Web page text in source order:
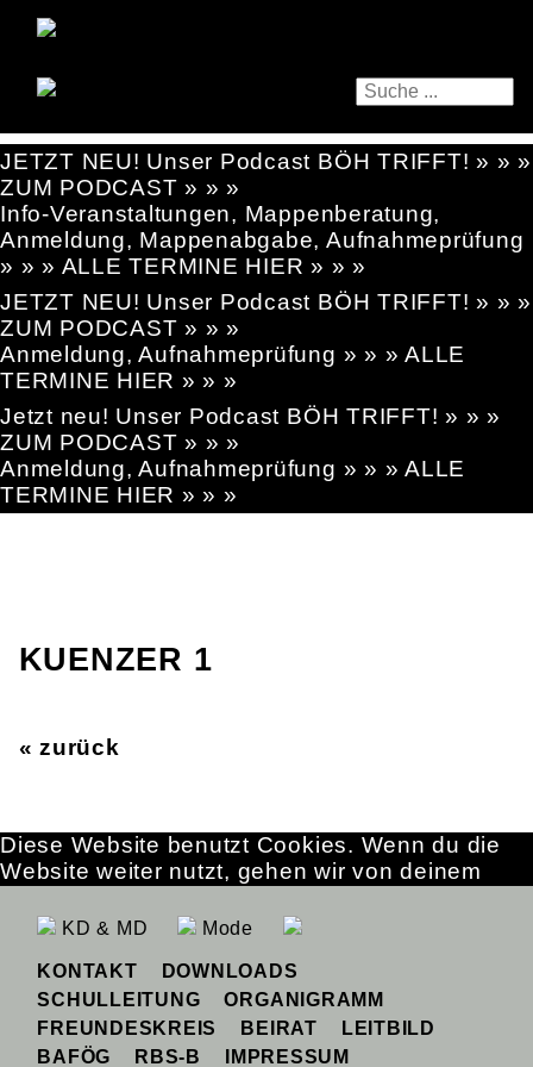
JETZT NEU! Unser Podcast BÖH TRIFFT! » » »
ZUM PODCAST » » »
Info-Veranstaltungen, Mappenberatung,
Anmeldung, Mappenabgabe, Aufnahmeprüfung
» » » ALLE TERMINE HIER » » »
JETZT NEU! Unser Podcast BÖH TRIFFT! » » »
ZUM PODCAST » » »
Anmeldung, Aufnahmeprüfung » » » ALLE
TERMINE HIER » » »
Jetzt neu! Unser Podcast BÖH TRIFFT! » » »
ZUM PODCAST » » »
Anmeldung, Aufnahmeprüfung » » » ALLE
TERMINE HIER » » »
KUENZER 1
« zurück
KD & MD Mode
KONTAKT
DOWNLOADS
SCHULLEITUNG
ORGANIGRAMM
FREUNDESKREIS
BEIRAT
LEITBILD
BAFÖG
RBS-B IMPRESSUM
Diese Website benutzt Cookies. Wenn du die
Website weiter nutzt, gehen wir von deinem